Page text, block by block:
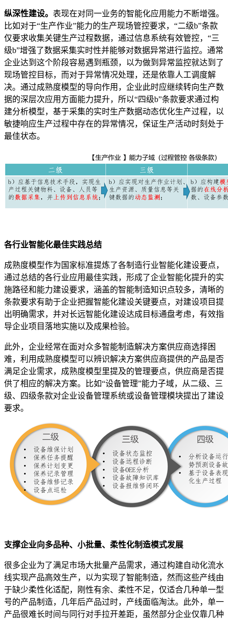
纵深性建设。 表现在对同一业务的智能化应用能力不断增强。
比如对于“生产作业”能力的生产现场管控要求，“二级b”条款
仅要求收集关键生产过程数据，通过信息系统有效管控，“三
级b”增强了数据采集实时性并能够对数据异常进行监控。通常
企业达到这个阶段容易遇到瓶颈，以为做到异常监控就达到了
现场管控目标，而对于异常情况处理，还是依靠人工调度解
决。通过成熟度模型的导向作用，企业此时应继续转向生产数
据的深层次应用方面能力提升，所以“四级b”条款要求通过构
建分析模型，基于采集的实时生产数据动态优化生产过程，以
敏捷响应生产过程中存在的异常情况，保证生产活动时刻处于
最佳状态。
各行业智能化最佳实践总结
成熟度模型作为国家标准提炼了各制造行业智能化建设要点，
通过总结的各行业应用最佳实践，形成了企业智能化提升的实
施路径和能力建设要求，涵盖的智能制造知识点较多，清晰的
条款要求有助于企业把握智能化建设关键要点，对建设项目提
出明确需求，并对长远智能化建设达成目标通盘考虑，有效指
导企业项目落地实施以及成果检验。
此外，企业经常在面对众多智能制造解决方案供应商选择困
难，利用成熟度模型可以辨识解决方案供应商提供的产品是否
满足企业需求，成熟度模型里提及的管理要点，供应商是否提
供了相应的解决方案。比如“设备管理”能力子域，从二级、三
级、四级条款对企业设备管理系统或设备管理模块提出了建设
要求。
支撑企业向多品种、小批量、柔性化制造模式发展
很多企业为了满足市场大批量产品需求，通过构建自动化流水
线实现产品高效生产，以为实现了智能制造，然而这些产线由
于缺少柔性化适配，刚性有余、柔性不足，仅适合几种单一型
号的产品制造，几年后产品过时，产线面临淘汰。此外，单一
产品很难长时间与同行对手拉开差距，虽然部分企业仅靠几种